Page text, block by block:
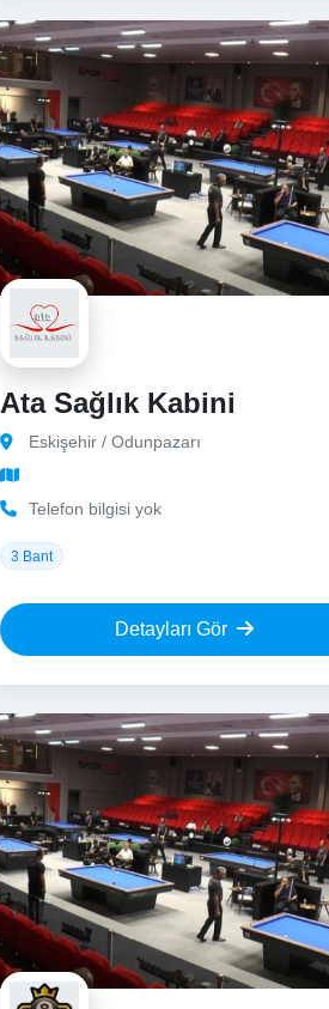
Ata Sağlık Kabini
Eskişehir / Odunpazarı
Telefon bilgisi yok
3 Bant
Detayları Gör